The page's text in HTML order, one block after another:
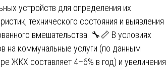
устройств для определения их
технического состояния и выявления
вмешательства. 🔧📏 В условиях
на коммунальные услуги (по данным
ЖКХ составляет 4–6% в год) и увеличения